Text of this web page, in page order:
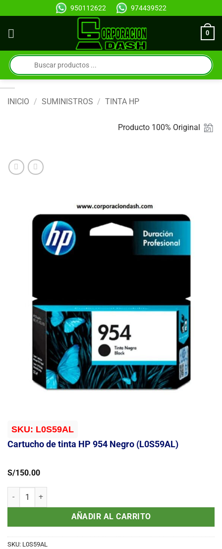
al
contenido
950112622 974439522
0
Búsqueda
de
productos
INICIO / SUMINISTROS / TINTA HP
Producto 100% Original
SKU: L0S59AL
Cartucho de tinta HP 954 Negro (L0S59AL)
S/150.00
Cartucho de tinta HP 954 Negro (L0S59AL) cantidad
AÑADIR AL CARRITO
SKU: L0S59AL